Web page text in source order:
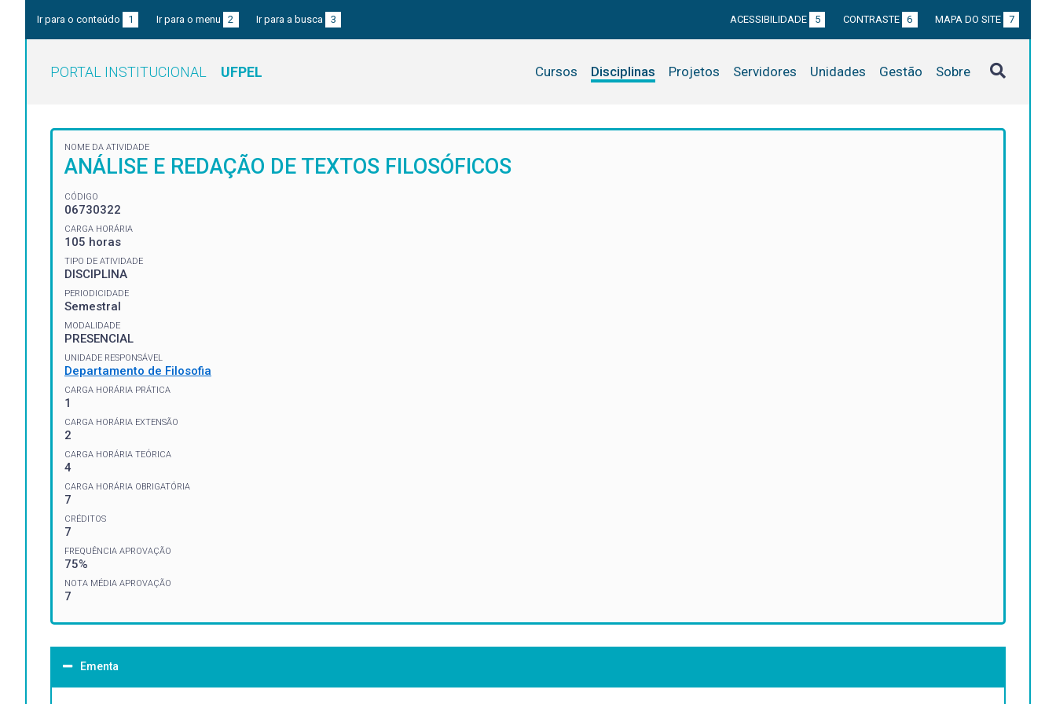
Ir para o conteúdo 1 Ir para o menu 2 Ir para a busca 3 ACESSIBILIDADE 5 CONTRASTE 6 MAPA DO SITE 7
PORTAL INSTITUCIONAL UFPEL Cursos Disciplinas Projetos Servidores Unidades Gestão Sobre
NOME DA ATIVIDADE
ANÁLISE E REDAÇÃO DE TEXTOS FILOSÓFICOS
CÓDIGO
06730322
CARGA HORÁRIA
105 horas
TIPO DE ATIVIDADE
DISCIPLINA
PERIODICIDADE
Semestral
MODALIDADE
PRESENCIAL
UNIDADE RESPONSÁVEL
Departamento de Filosofia
CARGA HORÁRIA PRÁTICA
1
CARGA HORÁRIA EXTENSÃO
2
CARGA HORÁRIA TEÓRICA
4
CARGA HORÁRIA OBRIGATÓRIA
7
CRÉDITOS
7
FREQUÊNCIA APROVAÇÃO
75%
NOTA MÉDIA APROVAÇÃO
7
Ementa